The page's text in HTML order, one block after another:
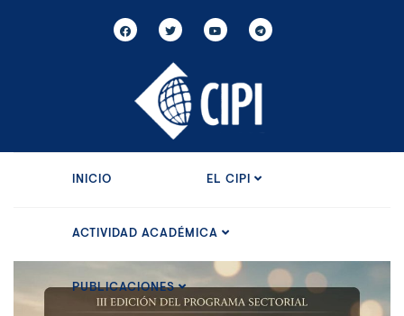
INICIO EL CIPI
ACTIVIDAD ACADÉMICA
PUBLICACIONES